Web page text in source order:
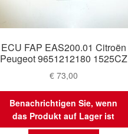
ECU FAP EAS200.01 Citroën
Peugeot 9651212180 1525CZ
€73,00
Benachrichtigen Sie, wenn
das Produkt auf Lager ist